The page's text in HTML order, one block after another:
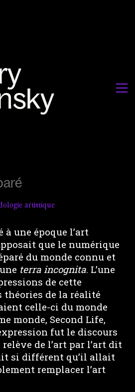
artistique
à une époque l’art
que le numérique
du monde connu et
terra incognita. L’une
de cette
de la réalité
celle-ci du monde
monde, Second Life,
fut le discours
de l’art par l’art dit
si différent qu’il allait
remplacer l’art